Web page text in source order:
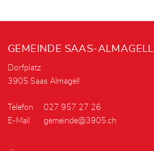
Fusszeile
GEMEINDE SAAS-ALMAGELL
Dorfplatz
3905 Saas Almagell
Telefon
027 957 27 26
E-Mail
gemeinde@3905.ch